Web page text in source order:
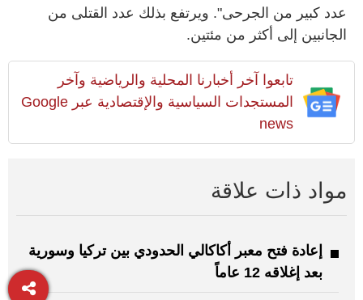
عدد كبير من الجرحى". ويرتفع بذلك عدد القتلى من
الجانبين إلى أكثر من مئتين.
تابعوا آخر أخبارنا المحلية والرياضية وآخر
المستجدات السياسية والإقتصادية عبر Google
news
مواد ذات علاقة
إعادة فتح معبر أكاكالي الحدودي بين تركيا وسورية
بعد إغلاقه 12 عاماً